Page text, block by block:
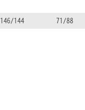
146/144 71/88